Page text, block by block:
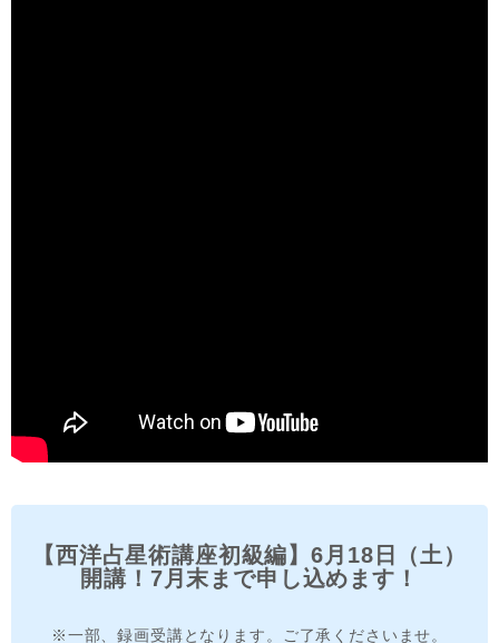
【西洋占星術講座初級編】6月18日（土）
開講！7月末まで申し込めます！
※一部、録画受講となります。ご了承くださいませ。